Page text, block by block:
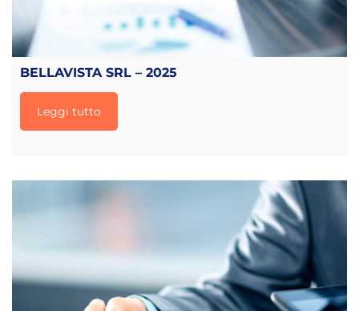
BELLAVISTA SRL – 2025
Leggi tutto